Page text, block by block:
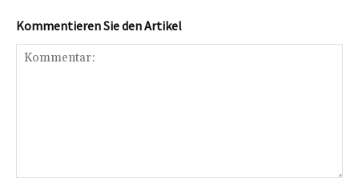
Kommentieren Sie den Artikel